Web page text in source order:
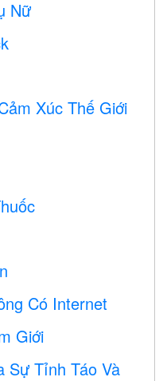
Nữ
Xúc Thế Giới
Có Internet
Giới
Sự Tỉnh Táo Và